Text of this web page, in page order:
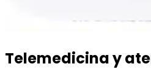
Telemedicina y